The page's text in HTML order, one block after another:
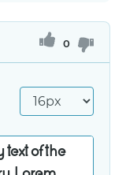
0